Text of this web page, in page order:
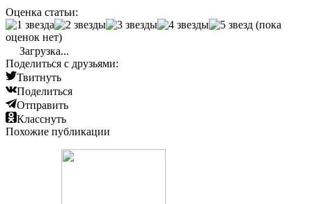
Оценка статьи:
(пока
оценок нет)
Загрузка...
Поделиться с друзьями:
Твитнуть
Поделиться
Отправить
Класснуть
Похожие публикации